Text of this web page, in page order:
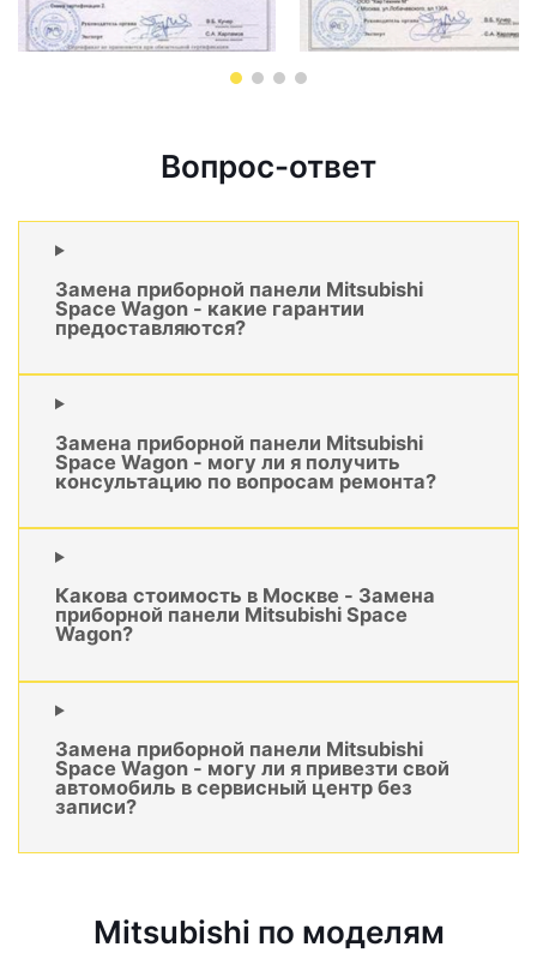
Вопрос-ответ
Замена приборной панели Mitsubishi
Space Wagon - какие гарантии
предоставляются?
Замена приборной панели Mitsubishi
Space Wagon - могу ли я получить
консультацию по вопросам ремонта?
Какова стоимость в Москве - Замена
приборной панели Mitsubishi Space
Wagon?
Замена приборной панели Mitsubishi
Space Wagon - могу ли я привезти свой
автомобиль в сервисный центр без
записи?
Mitsubishi по моделям